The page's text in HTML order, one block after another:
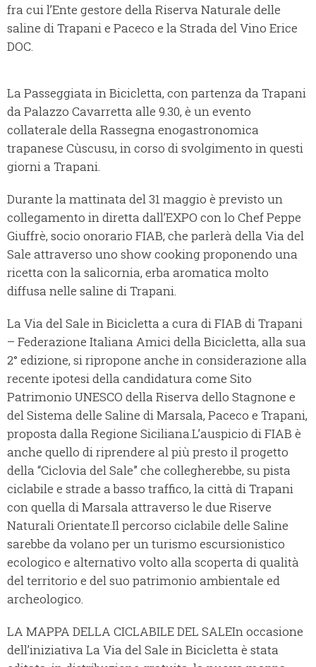
fra cui l’Ente gestore della Riserva Naturale delle
saline di Trapani e Paceco e la Strada del Vino Erice
DOC.
La Passeggiata in Bicicletta, con partenza da Trapani
da Palazzo Cavarretta alle 9.30, è un evento
collaterale della Rassegna enogastronomica
trapanese Cùscusu, in corso di svolgimento in questi
giorni a Trapani.
Durante la mattinata del 31 maggio è previsto un
collegamento in diretta dall’EXPO con lo Chef Peppe
Giuffrè, socio onorario FIAB, che parlerà della Via del
Sale attraverso uno show cooking proponendo una
ricetta con la salicornia, erba aromatica molto
diffusa nelle saline di Trapani.
La Via del Sale in Bicicletta a cura di FIAB di Trapani
– Federazione Italiana Amici della Bicicletta, alla sua
2° edizione, si ripropone anche in considerazione alla
recente ipotesi della candidatura come Sito
Patrimonio UNESCO della Riserva dello Stagnone e
del Sistema delle Saline di Marsala, Paceco e Trapani,
proposta dalla Regione Siciliana.L’auspicio di FIAB è
anche quello di riprendere al più presto il progetto
della “Ciclovia del Sale” che collegherebbe, su pista
ciclabile e strade a basso traffico, la città di Trapani
con quella di Marsala attraverso le due Riserve
Naturali Orientate.Il percorso ciclabile delle Saline
sarebbe da volano per un turismo escursionistico
ecologico e alternativo volto alla scoperta di qualità
del territorio e del suo patrimonio ambientale ed
archeologico.
LA MAPPA DELLA CICLABILE DEL SALEIn occasione
dell’iniziativa La Via del Sale in Bicicletta è stata